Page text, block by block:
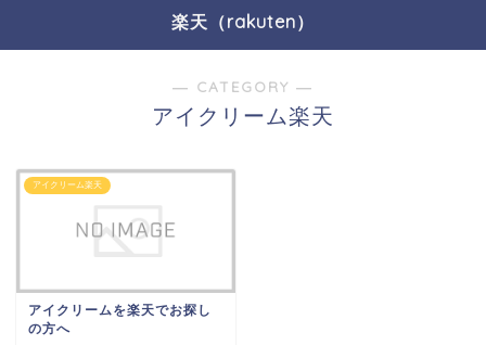
楽天（rakuten）
― CATEGORY ―
アイクリーム楽天
アイクリーム楽天
アイクリームを楽天でお探し
の方へ